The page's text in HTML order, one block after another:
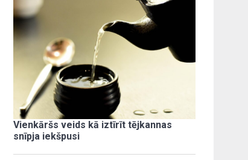
Vienkāršs veids kā iztīrīt tējkannas
snīpja iekšpusi